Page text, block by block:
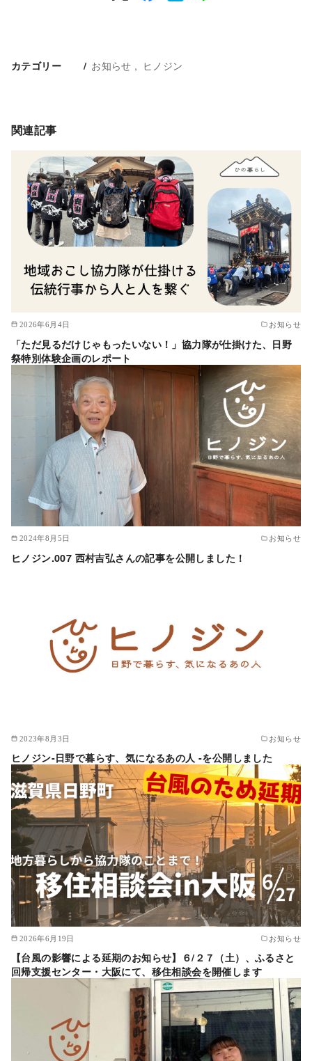
カテゴリー お知らせ ヒノジン
関連記事
2026年6月4日 お知らせ
「ただ見るだけじゃもったいない！」協力隊が仕掛けた、日野
祭特別体験企画のレポート
2024年8月5日 お知らせ
ヒノジン.007 西村吉弘さんの記事を公開しました！
2023年8月3日 お知らせ
ヒノジン-日野で暮らす、気になるあの人 -を公開しました
2026年6月19日 お知らせ
【台風の影響による延期のお知らせ】６/２７（土）、ふるさと
回帰支援センター・大阪にて、移住相談会を開催します